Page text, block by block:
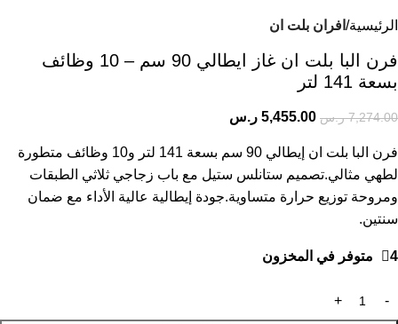
الرئيسية افران بلت ان
فرن البا بلت ان​ غاز ايطالي 90 سم – 10 وظائف
بسعة 141 لتر
7,274.00 ر.س 5,455.00 ر.س
فرن البا بلت ان​ إيطالي 90 سم بسعة 141 لتر و10 وظائف متطورة
لطهي مثالي.تصميم ستانلس ستيل مع باب زجاجي ثلاثي الطبقات
ومروحة توزيع حرارة متساوية.جودة إيطالية عالية الأداء مع ضمان
سنتين.
4 متوفر في المخزون